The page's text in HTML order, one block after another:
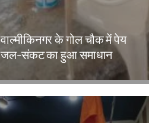
वाल्मीकिनगर के गोल चौक में पेय
जल-संकट का हुआ समाधान